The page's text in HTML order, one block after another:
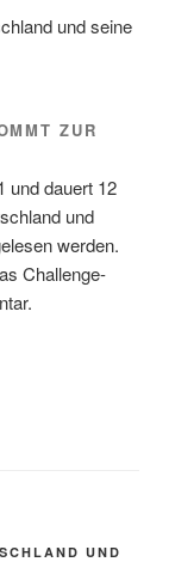
und seine
ZUR
und dauert 12
und
werden.
Challenge-
UND